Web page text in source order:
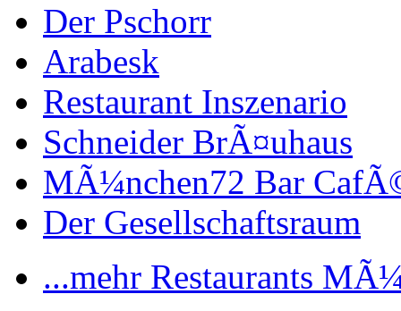
Der Pschorr
Arabesk
Restaurant Inszenario
Schneider BrÃ¤uhaus
MÃ¼nchen72 Bar
Der Gesellschaftsraum
...mehr Restaurants